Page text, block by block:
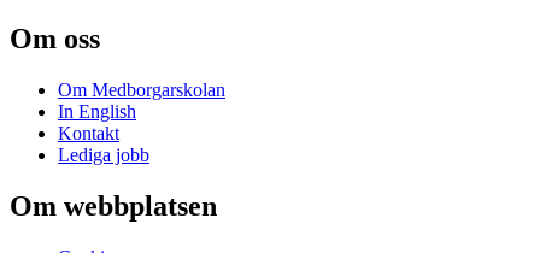
Om oss
Om Medborgarskolan
In English
Kontakt
Lediga jobb
Om webbplatsen